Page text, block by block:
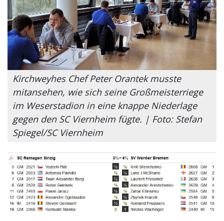
Kirchweyhes Chef Peter Orantek musste
mitansehen, wie sich seine Großmeisterriege
im Weserstadion in eine knappe Niederlage
gegen den SC Viernheim fügte. | Foto: Stefan
Spiegel/SC Viernheim